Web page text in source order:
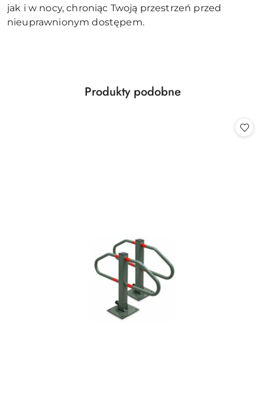
jak i w nocy, chroniąc Twoją przestrzeń przed
nieuprawnionym dostępem.
Pomiń karuzelę produktów
Produkty
Produkty podobne